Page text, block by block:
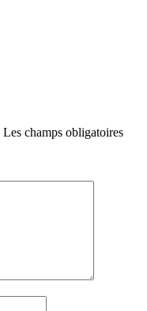
Les champs obligatoires